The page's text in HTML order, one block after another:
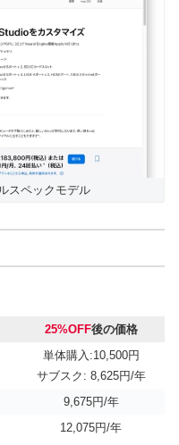
スペックモデル
25%OFF後の価格
単体購入:10,500円
サブスク: 8,625円/年
9,675円/年
12,075円/年